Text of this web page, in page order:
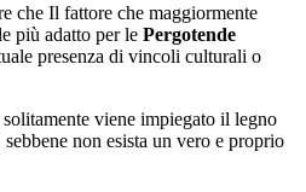
che Il fattore che maggiormente
più adatto per le Pergotende
presenza di vincoli culturali o
viene impiegato il legno
non esista un vero e proprio